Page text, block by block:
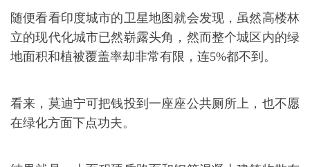
随便看看印度城市的卫星地图就会发现，虽然高楼林
立的现代化城市已然崭露头角，然而整个城区内的绿
地面积和植被覆盖率却非常有限，连5%都不到。
看来，莫迪宁可把钱投到一座座公共厕所上，也不愿
在绿化方面下点功夫。